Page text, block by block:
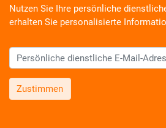
Nutzen Sie Ihre persönliche
erhalten Sie personalisierte
Zustimmen